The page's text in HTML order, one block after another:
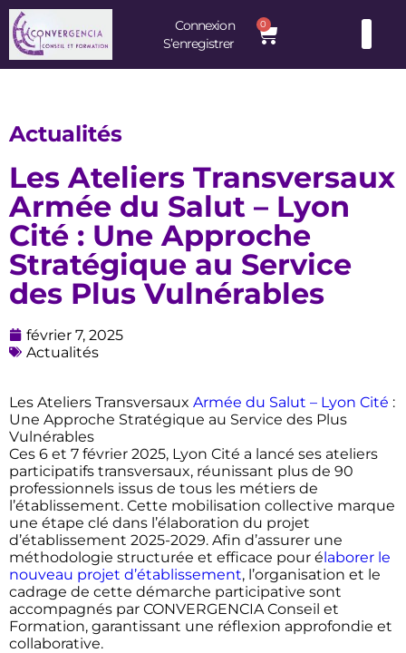
Connexion
S’enregistrer
0
Actualités
Les Ateliers Transversaux
Armée du Salut – Lyon
Cité : Une Approche
Stratégique au Service
des Plus Vulnérables
février 7, 2025
Actualités
Les Ateliers Transversaux Armée du Salut – Lyon Cité :
Une Approche Stratégique au Service des Plus
Vulnérables
Ces 6 et 7 février 2025, Lyon Cité a lancé ses ateliers
participatifs transversaux, réunissant plus de 90
professionnels issus de tous les métiers de
l’établissement. Cette mobilisation collective marque
une étape clé dans l’élaboration du projet
d’établissement 2025-2029. Afin d’assurer une
méthodologie structurée et efficace pour élaborer le
nouveau projet d’établissement, l’organisation et le
cadrage de cette démarche participative sont
accompagnés par CONVERGENCIA Conseil et
Formation, garantissant une réflexion approfondie et
collaborative.